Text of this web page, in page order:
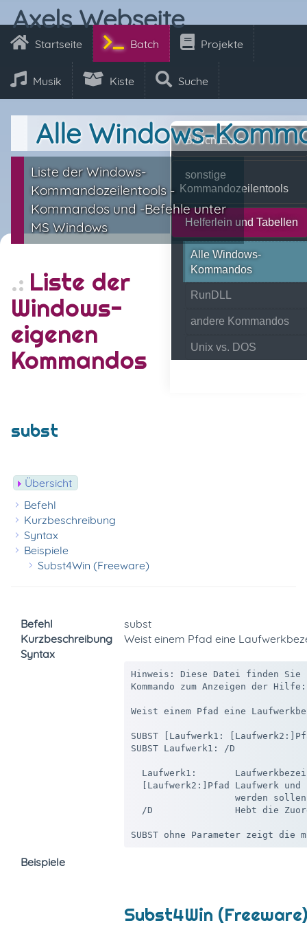
Axels Webseite
Startseite Batch Projekte
Musik Kiste Suche
BATch-Ecke
sonstige
Kommandozeilentools
Helferlein und Tabellen
Alle Windows-
Kommandos
RunDLL
andere Kommandos
Unix vs. DOS
Alle Windows-
Liste der Windows-
Kommandozeilentools -
Kommandos und -Befehle unter
MS Windows
Liste der
Windows-
eigenen
Kommandos
subst
Übersicht
Befehl
Kurzbeschreibung
Syntax
Beispiele
Subst4Win (Freeware)
Befehl
subst
Kurzbeschreibung
Weist einem Pfad eine
Syntax
Hinweis: Diese Datei finden Sie
Kommando zum Anzeigen der
Weist einem Pfad eine
SUBST [Laufwerk1:
SUBST Laufwerk1: /D
Laufwerk1:
[Laufwerk2:]Pfad Laufwerk und
werden
/D               Hebt die
Beispiele
Subst4Win (Freeware)